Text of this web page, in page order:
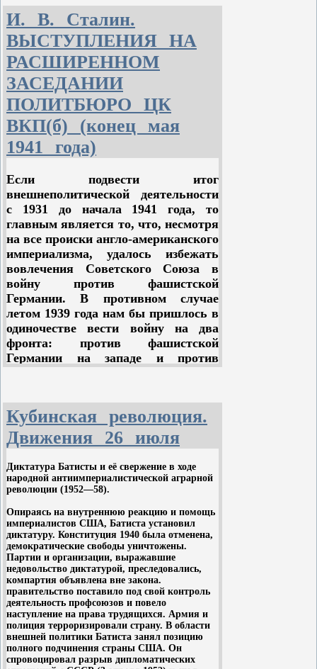
обширных континента, населенных
народами незнакомой культуры и
изобилующих всяческими
природными богатствами, и это
значительно расширило круг его
экономических и политических идей
и во многом изменило его
представление об окружающем
мире. Огромные социальные
сдвиги, происходившие на
протяжении столетий,
последовавших за открытием
Америки, революционизировали все
представления человечества о
демократии, науке, культуре и
духовной свободе. Несмотря на то,
что развитие Нового Света
породило также различные опасные
тенденции реакционного характера
и тем самым причинило
человечеству бесконечные
страдания и лишения, в своей
основе это был глубоко
прогрессивный процесс,
непрестанно усиливавший действие
неизбежному социализму.
И. В. Сталин.
ВЫСТУПЛЕНИЯ НА
РАСШИРЕННОМ
ЗАСЕДАНИИ
ПОЛИТБЮРО ЦК
ВКП(б) (конец мая
1941 года)
Если подвести итог
внешнеполитической деятельности
с 1931 до начала 1941 года, то
главным является то, что, несмотря
на все происки англо-американского
империализма, удалось избежать
вовлечения Советского Союза в
войну против фашистской
Германии. В противном случае
летом 1939 года нам бы пришлось в
одиночестве вести войну на два
фронта: против фашистской
Германии на западе и против
востоке. Теперь же советская
граница отодвинута далеко на
запад, что дает нам возможность, в
случае нападения, развернуть наши
вооруженные силы и вести военные
действия вдали от жизненно
важных центров страны. Разгром
же Японии на Халхин-Голе
существенно умерил воинственный
пыл японских самураев, которые
заключили с нами договор о
нейтралитете.
Таким образом, заключение
договора о ненападении с Германией
было правильным политическим
шагом с нашей стороны. Он дал
необходимую передышку для более
Кубинская революция.
Движения 26 июля
Диктатура Батисты и её свержение в ходе
народной антиимпериалистической аграрной
революции (1952—58).
Опираясь на внутреннюю реакцию и помощь
империалистов США, Батиста установил
диктатуру. Конституция 1940 была отменена,
демократические свободы уничтожены.
Партии и организации, выражавшие
недовольство диктатурой, преследовались,
компартия объявлена вне закона.
правительство поставило под свой контроль
деятельность профсоюзов и повело
наступление на права трудящихся. Армия и
полиция терроризировали страну. В области
внешней политики Батиста занял позицию
полного подчинения страны США. Он
спровоцировал разрыв дипломатических